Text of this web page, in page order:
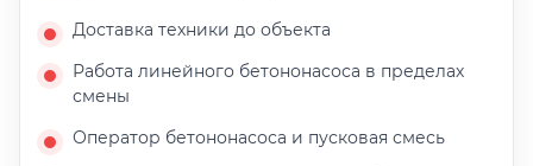
Доставка техники до объекта
Работа линейного бетононасоса в пределах
смены
Оператор бетононасоса и пусковая смесь